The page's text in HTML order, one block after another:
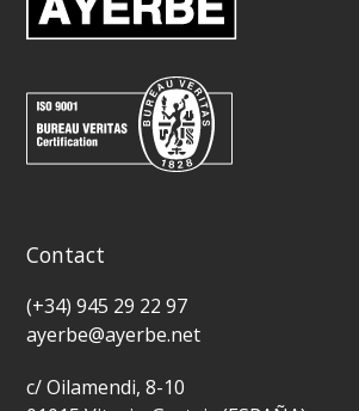
Contact
(+34) 945 29 22 97
ayerbe@ayerbe.net
c/ Oilamendi, 8-10